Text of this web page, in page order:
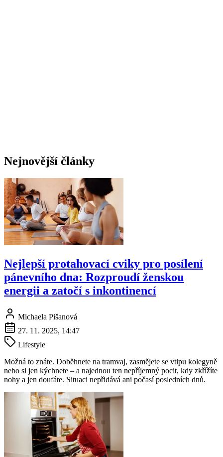
Nejnovější články
Nejlepší protahovací cviky pro posílení
pánevního dna: Rozproudí ženskou
energii a zatočí s inkontinencí
Michaela Pišanová
27. 11. 2025, 14:47
Lifestyle
Možná to znáte. Doběhnete na tramvaj, zasmějete se vtipu kolegyně
nebo si jen kýchnete – a najednou ten nepříjemný pocit, kdy zkřížíte
nohy a jen doufáte. Situaci nepřidává ani počasí posledních dnů.